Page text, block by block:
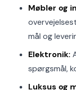
Møbler og
mål og
Elektronik:
spørgsmål,
Luksus og